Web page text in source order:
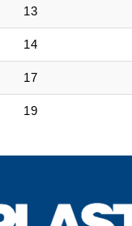
13
14
17
19